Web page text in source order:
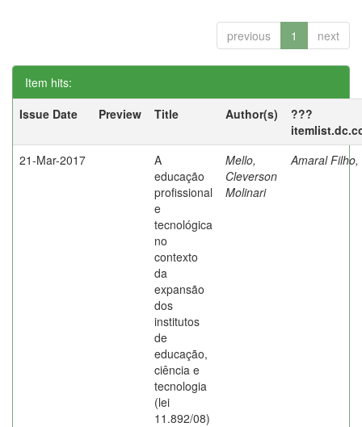
previous 1 next
Item hits:
Issue Date
Preview Title Author(s)
???
21-Mar-2017
A
educação
profissional
e
tecnológica
no
contexto
da
expansão
dos
institutos
de
educação,
ciência e
tecnologia
(lei
11.892/08)
Mello,
Cleverson
Molinari
Amaral